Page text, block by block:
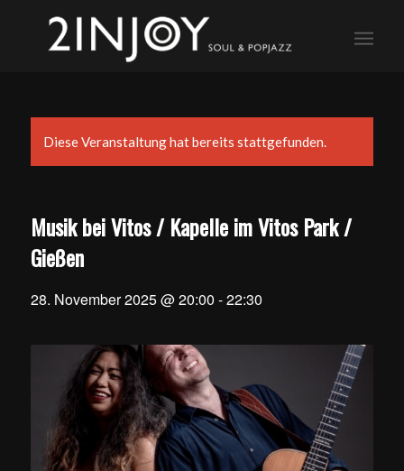
Diese Veranstaltung hat bereits stattgefunden.
Musik bei Vitos / Kapelle im Vitos Park /
Gießen
28. November 2025 @ 20:00 -22:30